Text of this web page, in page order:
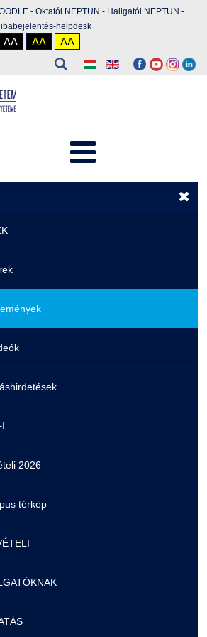
- Oktatói NEPTUN - Hallgatói NEPTUN -
helpdesk
AA AA AA
2026
térkép
rendszer szabályai